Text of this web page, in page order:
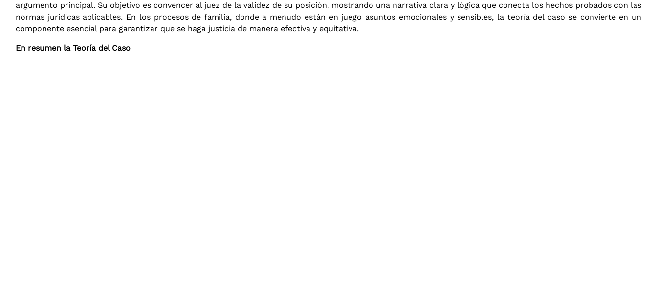
argumento principal. Su objetivo es convencer al juez de la validez de su posición, mostrando una narrativa clara y lógica que conecta los hechos probados con las
normas jurídicas aplicables. En los procesos de familia, donde a menudo están en juego asuntos emocionales y sensibles, la teoría del caso se convierte en un
componente esencial para garantizar que se haga justicia de manera efectiva y equitativa.
En resumen la Teoría del Caso